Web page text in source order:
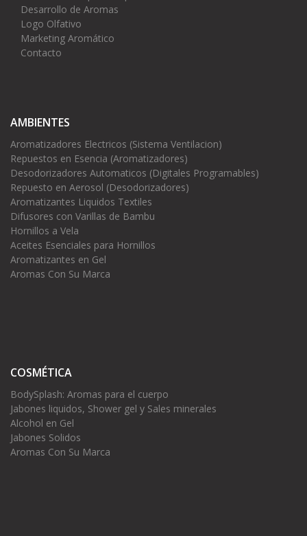
Desarrollo de Aromas
Logo Olfativo
Marketing Aromático
Contacto
AMBIENTES
Aromatizadores Electricos (Sistema Ventilacion)
Repuestos en Esencia (Aromatizadores)
Desodorizadores Automaticos (Digitales Programables)
Repuesto en Aerosol (Desodorizadores)
Aromatizantes Liquidos Textiles
Difusores con Varillas de Bambu
Hornillos a Vela
Aceites Esenciales para Hornillos
Aromatizantes en Gel
Aromas Con Su Marca
COSMÉTICA
BodySplash: Aromas para el cuerpo
Jabones liquidos, Shower gel y Sales minerales
Alcohol en Gel
Jabones Solidos
Aromas Con Su Marca